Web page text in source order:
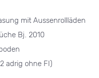
mit Aussenrollläden
Bj. 2010
adrig ohne FI)